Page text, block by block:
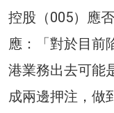
控股（005）應
應：「對於目前
港業務出去可能
成兩邊押注，做